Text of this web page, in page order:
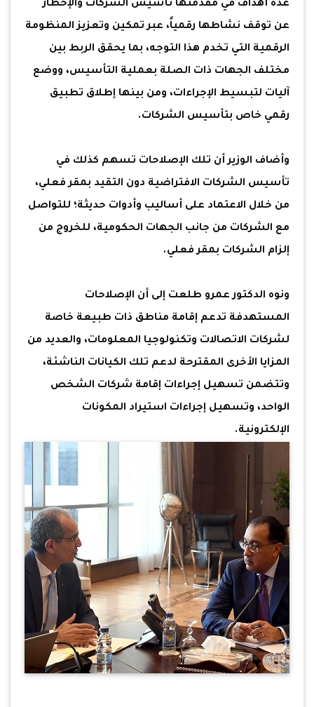
عدة أهداف في مقدمتها تأسيس الشركات والإخطار
عن توقف نشاطها رقمياً، عبر تمكين وتعزيز المنظومة
الرقمية التي تخدم هذا التوجه، بما يحقق الربط بين
مختلف الجهات ذات الصلة بعملية التأسيس، ووضع
آليات لتبسيط الإجراءات، ومن بينها إطلاق تطبيق
رقمي خاص بتأسيس الشركات.
وأضاف الوزير أن تلك الإصلاحات تسهم كذلك في
تأسيس الشركات الافتراضية دون التقيد بمقر فعلي،
من خلال الاعتماد على أساليب وأدوات حديثة؛ للتواصل
مع الشركات من جانب الجهات الحكومية، للخروج من
إلزام الشركات بمقر فعلي.
ونوه الدكتور عمرو طلعت إلى أن الإصلاحات
المستهدفة تدعم إقامة مناطق ذات طبيعة خاصة
لشركات الاتصالات وتكنولوجيا المعلومات، والعديد من
المزايا الأخرى المقترحة لدعم تلك الكيانات الناشئة،
وتتضمن تسهيل إجراءات إقامة شركات الشخص
الواحد، وتسهيل إجراءات استيراد المكونات
الإلكترونية.